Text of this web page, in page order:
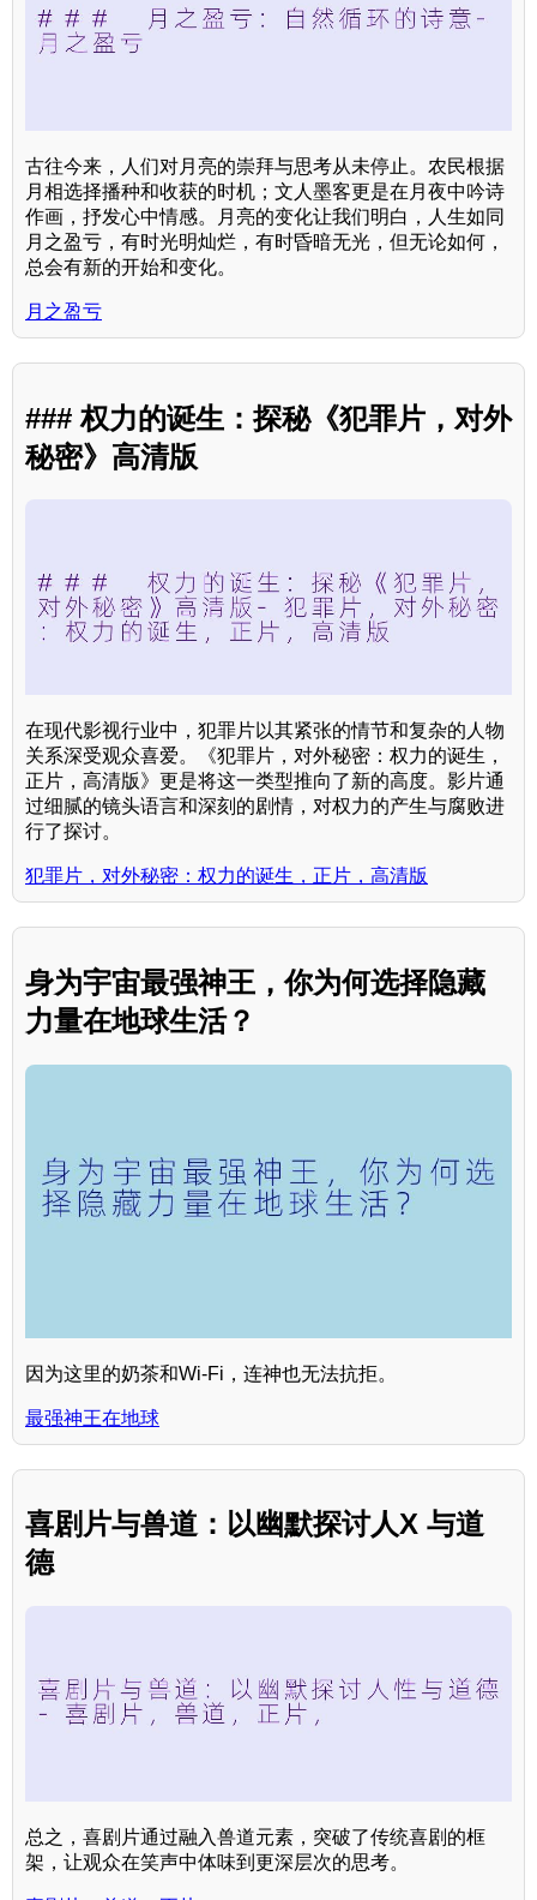
古往今来，人们对月亮的崇拜与思考从未停止。农民根据
月相选择播种和收获的时机；文人墨客更是在月夜中吟诗
作画，抒发心中情感。月亮的变化让我们明白，人生如同
月之盈亏，有时光明灿烂，有时昏暗无光，但无论如何，
总会有新的开始和变化。
月之盈亏
### 权力的诞生：探秘《犯罪片，对外
秘密》高清版
在现代影视行业中，犯罪片以其紧张的情节和复杂的人物
关系深受观众喜爱。《犯罪片，对外秘密：权力的诞生，
正片，高清版》更是将这一类型推向了新的高度。影片通
过细腻的镜头语言和深刻的剧情，对权力的产生与腐败进
行了探讨。
犯罪片，对外秘密：权力的诞生，正片，高清版
身为宇宙最强神王，你为何选择隐藏
力量在地球生活？
因为这里的奶茶和Wi-Fi，连神也无法抗拒。
最强神王在地球
喜剧片与兽道：以幽默探讨人X 与道
德
总之，喜剧片通过融入兽道元素，突破了传统喜剧的框
架，让观众在笑声中体味到更深层次的思考。